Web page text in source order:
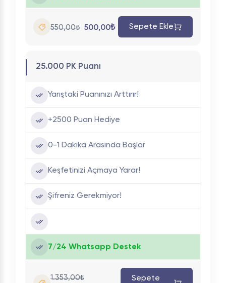
550,00₺ 500,00₺ Sepete Ekle
25.000 PK Puanı
Yarıştaki Puanınızı Arttırır!
+2500 Puan Hediye
0-1 Dakika Arasında Başlar
Keşfetinizi Açmaya Yarar!
Şifreniz Gerekmiyor!
7/24 Whatsapp Destek
1.353,00₺
Sepete